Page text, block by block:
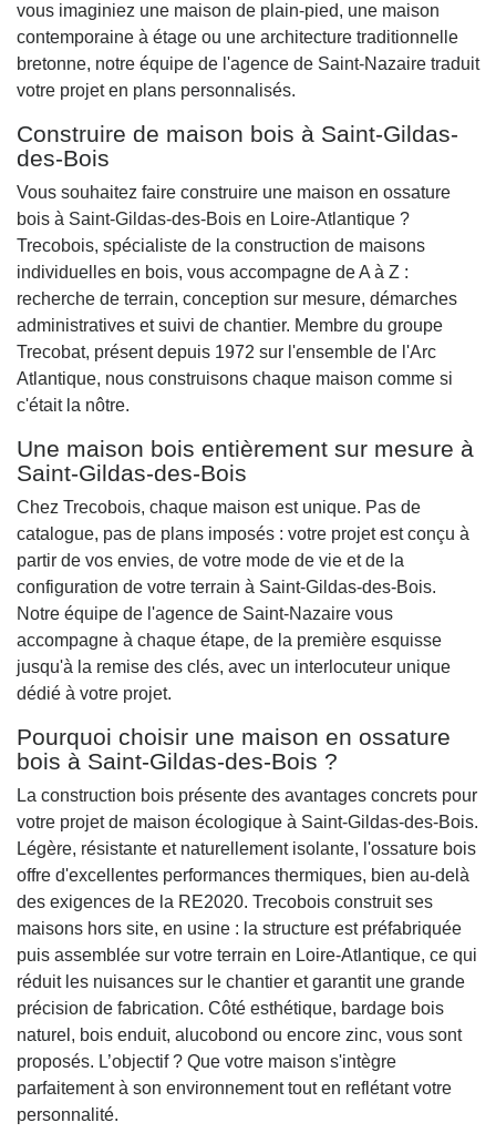
vous imaginiez une maison de plain-pied, une maison
contemporaine à étage ou une architecture traditionnelle
bretonne, notre équipe de l'agence de Saint-Nazaire traduit
votre projet en plans personnalisés.
Construire de maison bois à Saint-Gildas-
des-Bois
Vous souhaitez faire construire une maison en ossature
bois à Saint-Gildas-des-Bois en Loire-Atlantique ?
Trecobois, spécialiste de la construction de maisons
individuelles en bois, vous accompagne de A à Z :
recherche de terrain, conception sur mesure, démarches
administratives et suivi de chantier. Membre du groupe
Trecobat, présent depuis 1972 sur l'ensemble de l'Arc
Atlantique, nous construisons chaque maison comme si
c'était la nôtre.
Une maison bois entièrement sur mesure à
Saint-Gildas-des-Bois
Chez Trecobois, chaque maison est unique. Pas de
catalogue, pas de plans imposés : votre projet est conçu à
partir de vos envies, de votre mode de vie et de la
configuration de votre terrain à Saint-Gildas-des-Bois.
Notre équipe de l'agence de Saint-Nazaire vous
accompagne à chaque étape, de la première esquisse
jusqu'à la remise des clés, avec un interlocuteur unique
dédié à votre projet.
Pourquoi choisir une maison en ossature
bois à Saint-Gildas-des-Bois ?
La construction bois présente des avantages concrets pour
votre projet de maison écologique à Saint-Gildas-des-Bois.
Légère, résistante et naturellement isolante, l'ossature bois
offre d'excellentes performances thermiques, bien au-delà
des exigences de la RE2020. Trecobois construit ses
maisons hors site, en usine : la structure est préfabriquée
puis assemblée sur votre terrain en Loire-Atlantique, ce qui
réduit les nuisances sur le chantier et garantit une grande
précision de fabrication. Côté esthétique, bardage bois
naturel, bois enduit, alucobond ou encore zinc, vous sont
proposés. L’objectif ? Que votre maison s'intègre
parfaitement à son environnement tout en reflétant votre
personnalité.